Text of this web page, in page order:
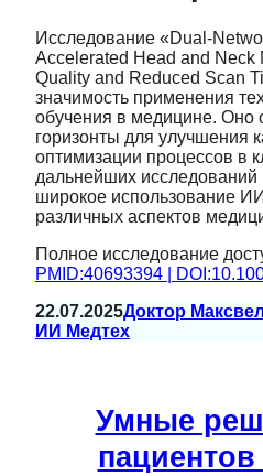
Исследование «Dual-
Accelerated Head and Neck
Quality and Reduced Scan
значимость применения
обучения в медицине. Оно
горизонты для улучшения
оптимизации процессов в
дальнейших исследований
широкое использование
различных аспектов
Полное исследование
PMID:40693394 |
22.07.2025Доктор
ИИ Медтех
Умные